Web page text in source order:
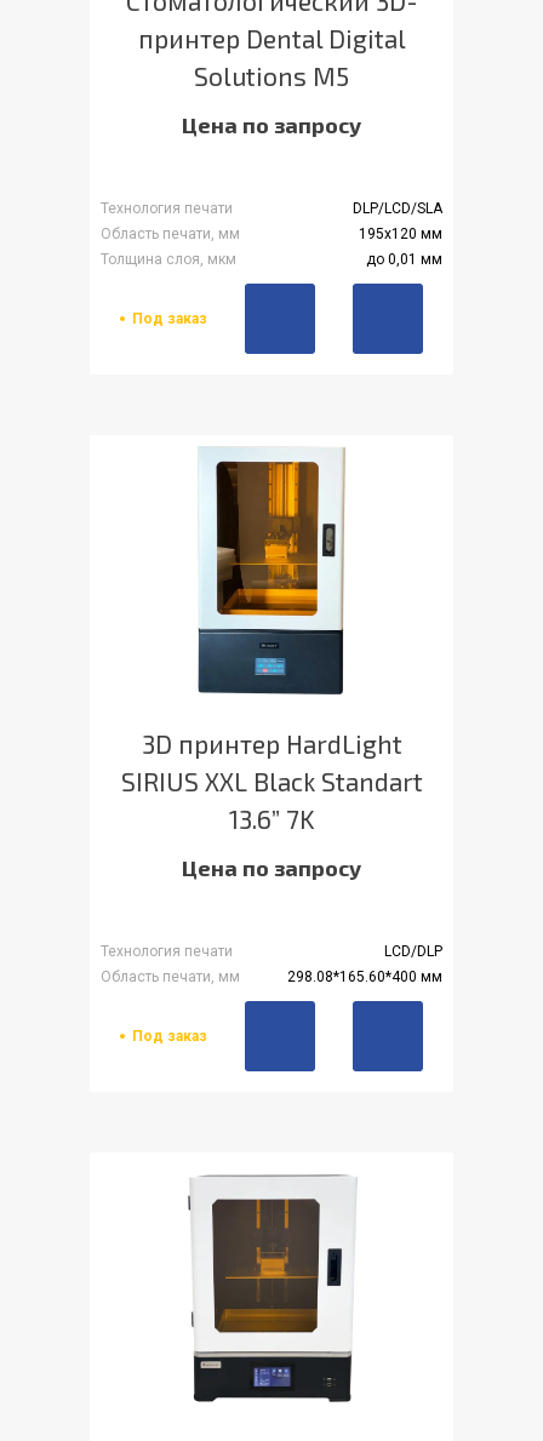
принтер Dental Digital
Solutions M5
Цена по запросу
Технология печати
DLP/LCD/SLA
Область печати, мм
195х120 мм
Толщина слоя, мкм
до 0,01 мм
Под заказ
3D принтер HardLight
SIRIUS XXL Black Standart
13.6” 7K
Цена по запросу
Технология печати
LCD/DLP
Область печати, мм
298.08*165.60*400 мм
Под заказ